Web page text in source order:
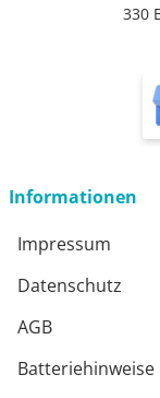
330
Informationen
Impressum
Datenschutz
AGB
Batteriehinweise